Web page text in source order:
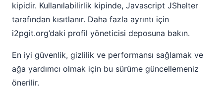
kipidir. Kullanılabilirlik kipinde, Javascript JShelter
tarafından kısıtlanır. Daha fazla ayrıntı için
i2pgit.org’daki profil yöneticisi deposuna bakın.
En iyi güvenlik, gizlilik ve performansı sağlamak ve
ağa yardımcı olmak için bu sürüme güncellemeniz
önerilir.